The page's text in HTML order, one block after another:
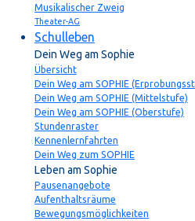
Musikalischer Zweig
Theater-AG
Schulleben
Dein Weg am Sophie
Übersicht
Dein Weg am SOPHIE
Dein Weg am SOPHIE (Mittelstufe)
Dein Weg am SOPHIE (Oberstufe)
Stundenraster
Kennenlernfahrten
Dein Weg zum SOPHIE
Leben am Sophie
Pausenangebote
Aufenthaltsräume
Bewegungsmöglichkeiten